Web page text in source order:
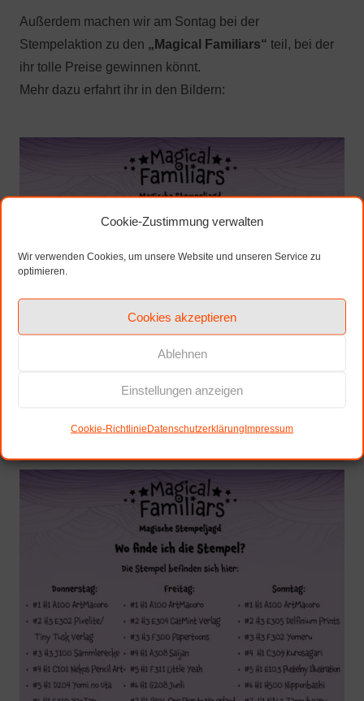
Cookie-Zustimmung verwalten
Wir verwenden Cookies, um unsere Website und unseren Service zu
optimieren.
Cookies akzeptieren
Ablehnen
Einstellungen anzeigen
Cookie-RichtlinieDatenschutzerklärungImpressum
Außerdem machen wir am Sontag bei der
Stempelaktion zu den „Magical Familiars“ teil, bei der
ihr tolle Preise gewinnen könnt.
Mehr dazu erfahrt ihr in den Bildern: